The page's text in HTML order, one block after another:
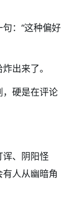
： “这种偏好
出来了。
，硬是在评论
、阴阳怪
人从幽暗角